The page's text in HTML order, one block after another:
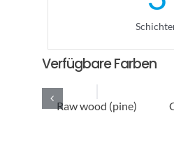
Verfügbare Farben
Raw wood (pine)